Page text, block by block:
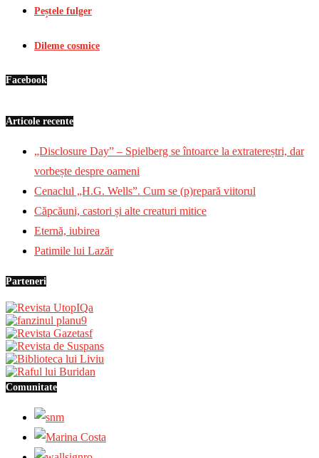
Peștele fulger
Dileme cosmice
Facebook
Articole recente
„Disclosure Day” – Spielberg se întoarce la extratereștri, dar
vorbește despre oameni
Cenaclul „H.G. Wells”. Cum se (p)repară viitorul
Căpcăuni, castori și alte creaturi mitice
Eternă, iubirea
Patimile lui Lazăr
Parteneri
Comunitate